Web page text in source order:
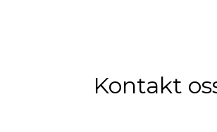
Kontakt